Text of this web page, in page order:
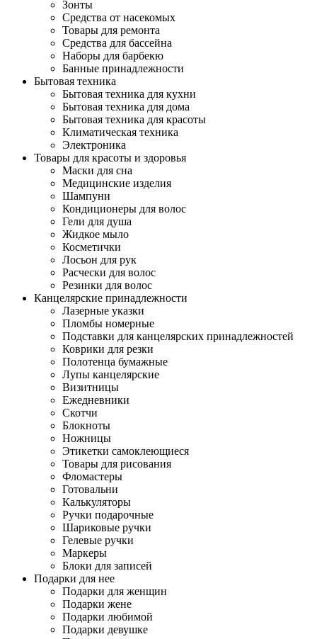
Зонты
Средства от насекомых
Товары для ремонта
Средства для бассейна
Наборы для барбекю
Банные принадлежности
Бытовая техника
Бытовая техника для кухни
Бытовая техника для дома
Бытовая техника для красоты
Климатическая техника
Электроника
Товары для красоты и здоровья
Маски для сна
Медицинские изделия
Шампуни
Кондиционеры для волос
Гели для душа
Жидкое мыло
Косметички
Лосьон для рук
Расчески для волос
Резинки для волос
Канцелярские принадлежности
Лазерные указки
Пломбы номерные
Подставки для канцелярских принадлежностей
Коврики для резки
Полотенца бумажные
Лупы канцелярские
Визитницы
Ежедневники
Скотчи
Блокноты
Ножницы
Этикетки самоклеющиеся
Товары для рисования
Фломастеры
Готовальни
Калькуляторы
Ручки подарочные
Шариковые ручки
Гелевые ручки
Маркеры
Блоки для записей
Подарки для нее
Подарки для женщин
Подарки жене
Подарки любимой
Подарки девушке